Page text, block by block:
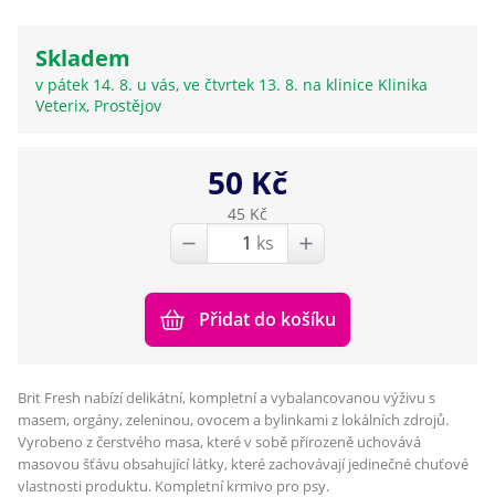
Skladem
v pátek 14. 8. u vás, ve čtvrtek 13. 8. na klinice Klinika
Veterix, Prostějov
50 Kč
45 Kč
ks
Přidat do košíku
Brit Fresh nabízí delikátní, kompletní a vybalancovanou výživu s
masem, orgány, zeleninou, ovocem a bylinkami z lokálních zdrojů.
Vyrobeno z čerstvého masa, které v sobě přirozeně uchovává
masovou šťávu obsahující látky, které zachovávají jedinečné chuťové
vlastnosti produktu. Kompletní krmivo pro psy.